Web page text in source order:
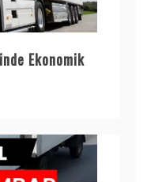
Ekonomik